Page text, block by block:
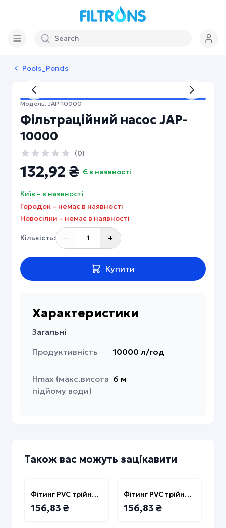
Contact us
+38 (067) 348 04 40
+38 (067) 838 03 67
Language and currency
Language:
UA
EN
Currency:
USD
Pools_Ponds
Модель: JAP-10000
Фільтраційний насос JAP-
10000
(0)
132,92 ₴ Є в наявності
Київ – в наявності
Городок – немає в наявності
Новосілки – немає в наявності
Кількість: − +
Купити
Характеристики
Загальні
Продуктивність
10000 л/год
Hmax (макс.висота
підйому води)
6 м
Також вас можуть зацікавити
Фітинг PVC трійник 90° редукційний D.32 x D.20
156,83 ₴
Фітинг PVC трійник 90° редукційний D.32 x D.25
156,83 ₴